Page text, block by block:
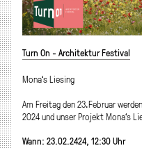
Turn On - Architektur Festival
Mona‘s Liesing
Am Freitag den 23.Februar
2024 und unser Projekt Mona‘s
Wann: 23.02.2424, 12:30 Uhr